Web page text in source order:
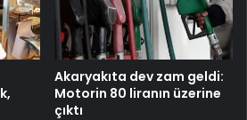
Akaryakıta dev zam geldi:
Motorin 80 liranın üzerine
çıktı